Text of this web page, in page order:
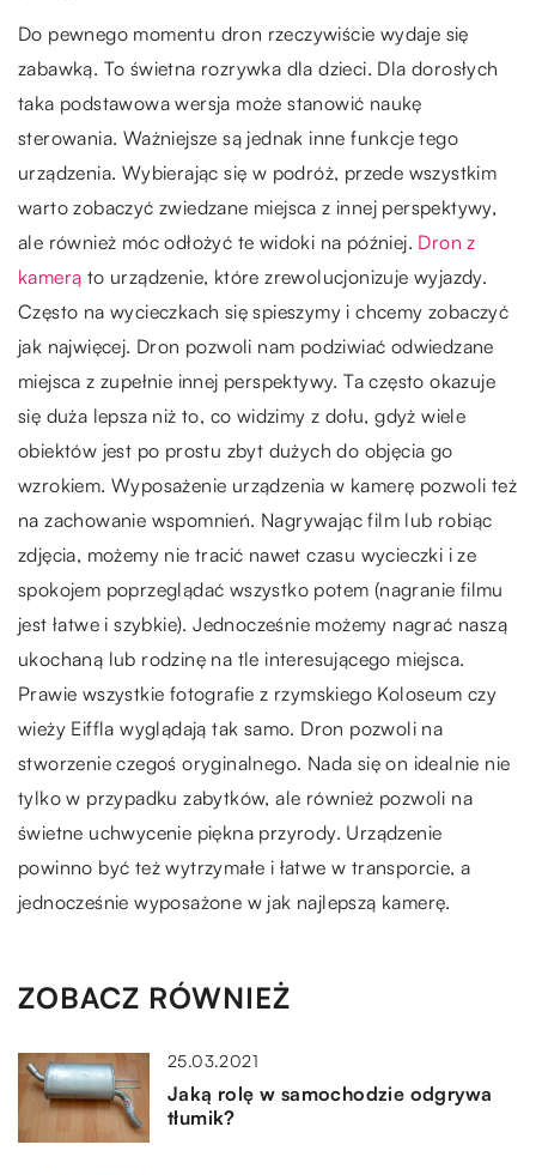
Do pewnego momentu dron rzeczywiście wydaje się
zabawką. To świetna rozrywka dla dzieci. Dla dorosłych
taka podstawowa wersja może stanowić naukę
sterowania. Ważniejsze są jednak inne funkcje tego
urządzenia. Wybierając się w podróż, przede wszystkim
warto zobaczyć zwiedzane miejsca z innej perspektywy,
ale również móc odłożyć te widoki na później. Dron z
kamerą to urządzenie, które zrewolucjonizuje wyjazdy.
Często na wycieczkach się spieszymy i chcemy zobaczyć
jak najwięcej. Dron pozwoli nam podziwiać odwiedzane
miejsca z zupełnie innej perspektywy. Ta często okazuje
się duża lepsza niż to, co widzimy z dołu, gdyż wiele
obiektów jest po prostu zbyt dużych do objęcia go
wzrokiem. Wyposażenie urządzenia w kamerę pozwoli też
na zachowanie wspomnień. Nagrywając film lub robiąc
zdjęcia, możemy nie tracić nawet czasu wycieczki i ze
spokojem poprzeglądać wszystko potem (nagranie filmu
jest łatwe i szybkie). Jednocześnie możemy nagrać naszą
ukochaną lub rodzinę na tle interesującego miejsca.
Prawie wszystkie fotografie z rzymskiego Koloseum czy
wieży Eiffla wyglądają tak samo. Dron pozwoli na
stworzenie czegoś oryginalnego. Nada się on idealnie nie
tylko w przypadku zabytków, ale również pozwoli na
świetne uchwycenie piękna przyrody. Urządzenie
powinno być też wytrzymałe i łatwe w transporcie, a
jednocześnie wyposażone w jak najlepszą kamerę.
ZOBACZ RÓWNIEŻ
25.03.2021
Jaką rolę w samochodzie odgrywa
tłumik?